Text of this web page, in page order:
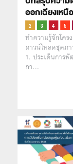
ออกเฉียงเห
ทำความรู้จักโคร
ดาวน์โหลดชุดภ
1. ประเด็นการ
กา…